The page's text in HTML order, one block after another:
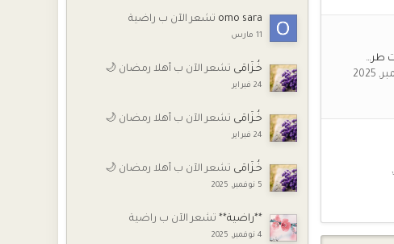
13 نوفمبر 7:39 ص
omo sara تشعر الآن ب راضية
11 مارس
خُـزَامَى تشعر الآن ب أهلا رمضان 🌙
24 فبراير
خُـزَامَى تشعر الآن ب أهلا رمضان 🌙
24 فبراير
خُـزَامَى تشعر الآن ب أهلا رمضان 🌙
5 نوفمبر, 2025
**راضية** تشعر الآن ب راضية
4 نوفمبر, 2025